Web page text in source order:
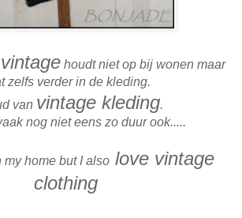
vintagehoudt niet op bij wonen maar
zelfs verder in de kleding.
van vintage kleding.
nog niet eens zo duur ook.....
home but I also love vintage
clothing